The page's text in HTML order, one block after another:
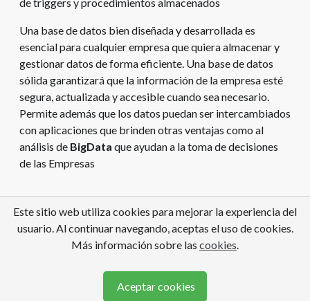
de triggers y procedimientos almacenados
Una base de datos bien diseñada y desarrollada es
esencial para cualquier empresa que quiera almacenar y
gestionar datos de forma eficiente. Una base de datos
sólida garantizará que la información de la empresa esté
segura, actualizada y accesible cuando sea necesario.
Permite además que los datos puedan ser intercambiados
con aplicaciones que brinden otras ventajas como al
análisis de BigData que ayudan a la toma de decisiones
de las Empresas
Este sitio web utiliza cookies para mejorar la experiencia del
usuario. Al continuar navegando, aceptas el uso de cookies.
Más información sobre las cookies.
Aceptar cookies
Política de privacidad·Aviso legal·Cookies